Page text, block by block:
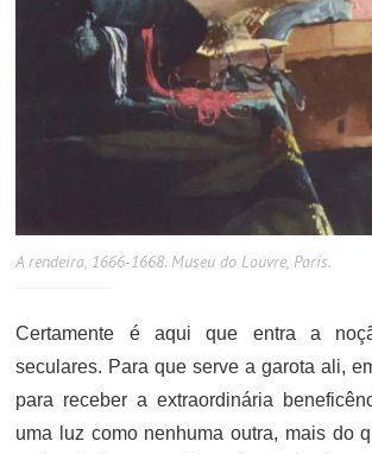
A rendeira, 1666-1668. Museu do Louvre, Paris.
Certamente é aqui que entra a
seculares. Para que serve a garota ali,
para receber a extraordinária
uma luz como nenhuma outra, mais do